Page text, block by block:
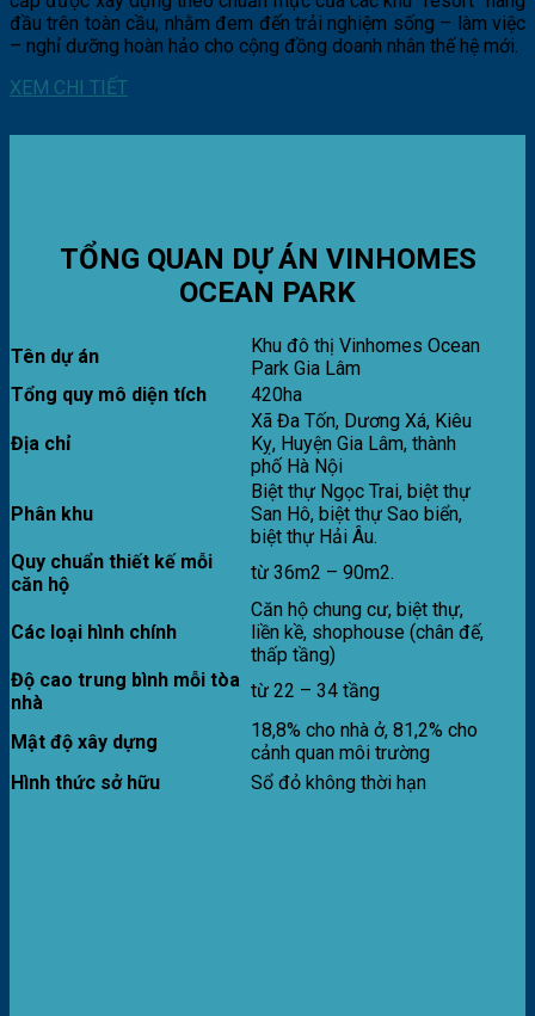
đầu trên toàn cầu, nhằm đem đến trải nghiệm sống – làm việc
– nghỉ dưỡng hoàn hảo cho cộng đồng doanh nhân thế hệ mới.
XEM CHI TIẾT
TỔNG QUAN DỰ ÁN VINHOMES
OCEAN PARK
Tên dự án
Khu đô thị Vinhomes Ocean
Park Gia Lâm
Tổng quy mô diện tích
420ha
Địa chỉ
Xã Đa Tốn, Dương Xá, Kiêu
Kỵ, Huyện Gia Lâm, thành
phố Hà Nội
Phân khu
Biệt thự Ngọc Trai, biệt thự
San Hô, biệt thự Sao biển,
biệt thự Hải Âu.
Quy chuẩn thiết kế mỗi
căn hộ
từ 36m2 – 90m2.
Các loại hình chính
Căn hộ chung cư, biệt thự,
liền kề, shophouse (chân đế,
thấp tầng)
Độ cao trung bình mỗi tòa
nhà
từ 22 – 34 tầng
Mật độ xây dựng
18,8% cho nhà ở, 81,2% cho
cảnh quan môi trường
Hình thức sở hữu
Sổ đỏ không thời hạn